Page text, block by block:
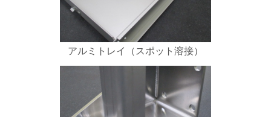
アルミトレイ（スポット溶接）